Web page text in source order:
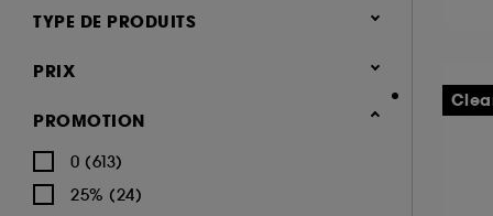
CLARINS (21)
DIOR BACKSTAGE (1)
DIOR BACKSTAGE (9)
ERBORIAN (14)
Nouveauté (114)
Best seller (7)
TYPE DE PRODUITS
Maquillage
Fonds de teint (147)
Blush (162)
Anti cerne et Correcteur (98)
PRIX
PROMOTION
0 (613)
25% (24)